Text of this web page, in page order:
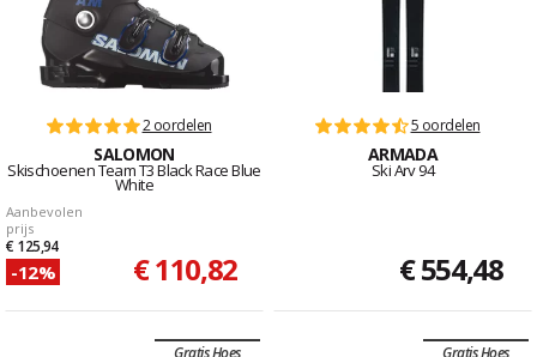
2 oordelen
SALOMON
Skischoenen Team T3 Black Race Blue
White
Aanbevolen
prijs
€ 125,94
-12% € 110,82
5 oordelen
ARMADA
Ski Arv 94
€ 554,48